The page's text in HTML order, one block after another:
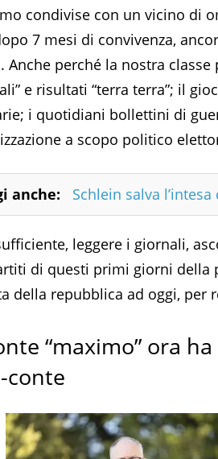
condivise con un vicino di
7 mesi di convivenza,
Anche perché la nostra
e risultati “terra terra”; il
i quotidiani bollettini di
a scopo politico
anche: Schlein salva
leggere i giornali,
di questi primi giorni della
della repubblica ad oggi, per
“maximo” ora
conte